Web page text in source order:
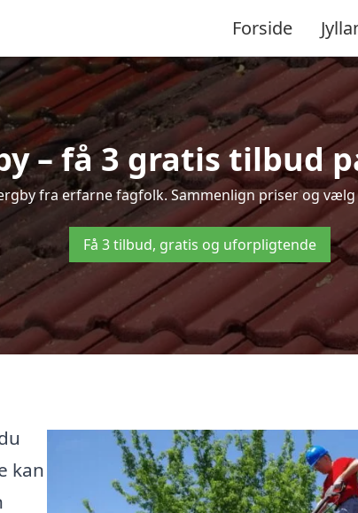
Forside
– få 3 gratis tilbud
fra erfarne fagfolk. Sammenlign priser og
Få 3 tilbud, gratis og uforpligtende
kan